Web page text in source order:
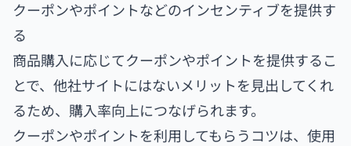
クーポンやポイントなどのインセンティブを提供す
る
商品購入に応じてクーポンやポイントを提供するこ
とで、他社サイトにはないメリットを見出してくれ
るため、購入率向上につなげられます。
クーポンやポイントを利用してもらうコツは、使用